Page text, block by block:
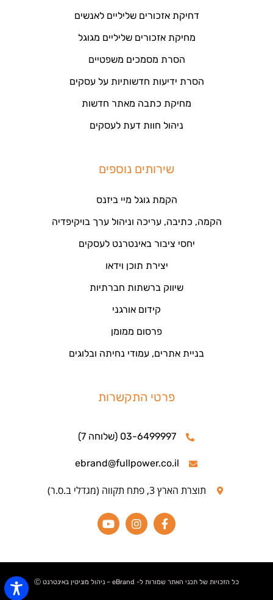
דחיקת אזכורים שליליים לאנשים
מחיקת אזכורים שליליים מגוגל
הסרת מסמכים משפטיים
הסרת ידיעות חדשותיות על עסקים
מחיקת כתבה מאתר חדשות
ניהול חוות דעת לעסקים
שירותים נוספים
הקמת גוגל מיי ביזנס
הקמה, כתיבה, עריכה וניהול ערך בויקיפדיה
יחסי ציבור באינטרנט לעסקים
יצירת תוכן וידאו
שיווק ברשתות חברתיות
קידום אורגני
פרסום ממומן
בניית אתרים, עמודי נחיתה ובלוגים
פרטי התקשרות
03-6499997 (שלוחה 7)
ebrand@fullpower.co.il
תוצרת הארץ 3, פתח תקווה (מגדלי ב.ס.ר)
כל הזכויות של תכני האתר שמורות ל- eBrand – ניהול מוניטין באינטרנט Ⓒ